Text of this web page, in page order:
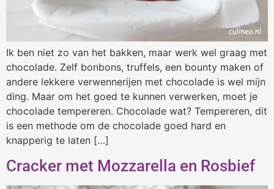
Ik ben niet zo van het bakken, maar werk wel graag met
chocolade. Zelf bonbons, truffels, een bounty maken of
andere lekkere verwennerijen met chocolade is wel mijn
ding. Maar om het goed te kunnen verwerken, moet je
chocolade tempereren. Chocolade wat? Tempereren, dit
is een methode om de chocolade goed hard en
knapperig te laten […]
Cracker met Mozzarella en Rosbief